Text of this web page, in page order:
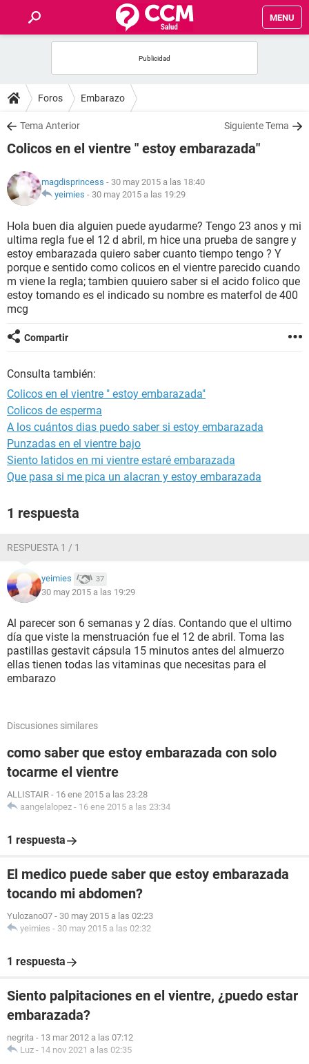
MENU
FOROS
SALUD
NUTRICIÓN
BIENESTAR
SEXUALIDAD
GLOSARIO
Foros Embarazo
Tema Anterior Siguiente Tema
Colicos en el vientre " estoy embarazada"
magdisprincess - 30 may 2015 a las 18:40
yeimies - 30 may 2015 a las 19:29
Hola buen dia alguien puede ayudarme? Tengo 23 anos y mi
ultima regla fue el 12 d abril, m hice una prueba de sangre y
estoy embarazada quiero saber cuanto tiempo tengo ? Y
porque e sentido como colicos en el vientre parecido cuando
m viene la regla; tambien quuiero saber si el acido folico que
estoy tomando es el indicado su nombre es materfol de 400
mcg
Compartir
Consulta también:
Colicos en el vientre " estoy embarazada"
Colicos de esperma
A los cuántos dias puedo saber si estoy embarazada
Punzadas en el vientre bajo
Siento latidos en mi vientre estaré embarazada
Que pasa si me pica un alacran y estoy embarazada
1 respuesta
RESPUESTA 1 / 1
yeimies 37
30 may 2015 a las 19:29
Al parecer son 6 semanas y 2 días. Contando que el ultimo
día que viste la menstruación fue el 12 de abril. Toma las
pastillas gestavit cápsula 15 minutos antes del almuerzo
ellas tienen todas las vitaminas que necesitas para el
embarazo
Discusiones similares
como saber que estoy embarazada con solo
tocarme el vientre
ALLISTAIR - 16 ene 2015 a las 23:28
aangelalopez - 16 ene 2015 a las 23:34
1 respuesta
El medico puede saber que estoy embarazada
tocando mi abdomen?
Yulozano07 - 30 may 2015 a las 02:23
yeimies - 30 may 2015 a las 02:32
1 respuesta
Siento palpitaciones en el vientre, ¿puedo estar
embarazada?
negrita - 13 mar 2012 a las 07:12
Luz - 14 nov 2021 a las 02:35